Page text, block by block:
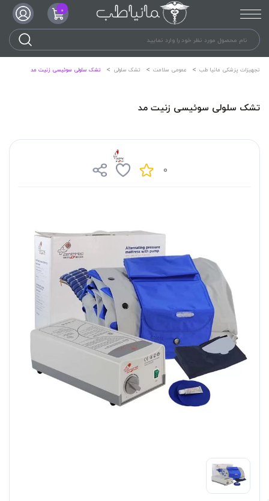
0
تجهیزات پزشکی مانیا طب عمومی سلامت تشک سلولی تشک سلولی سوئیسی زنیت مد
تشک سلولی سوئیسی زنیت مد
0